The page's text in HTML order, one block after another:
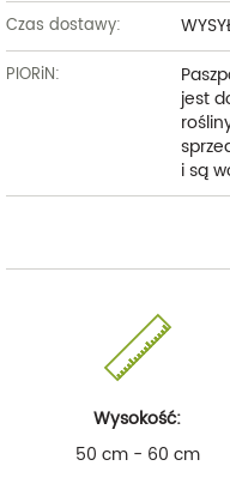
Czas dostawy:
PIORiN:
jest
i są
Wysokość:
50 cm - 60 cm